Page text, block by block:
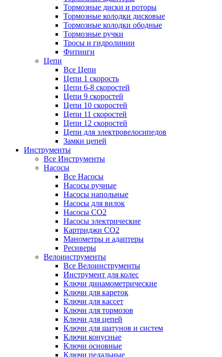
Тормозные диски и роторы
Тормозные колодки дисковые
Тормозные колодки ободные
Тормозные ручки
Тросы и гидролинии
Фитинги
Цепи
Все Цепи
Цепи 1 скорость
Цепи 6-8 скоростей
Цепи 9 скоростей
Цепи 10 скоростей
Цепи 11 скоростей
Цепи 12 скоростей
Цепи для электровелосипедов
Замки цепей
Инструменты
Все Инструменты
Насосы
Все Насосы
Насосы ручные
Насосы напольные
Насосы для вилок
Насосы CO2
Насосы электрические
Картриджи CO2
Манометры и адаптеры
Ресиверы
Велоинструменты
Все Велоинструменты
Инструмент для колес
Ключи динамометрические
Ключи для кареток
Ключи для кассет
Ключи для тормозов
Ключи для цепей
Ключи для шатунов и систем
Ключи конусные
Ключи основные
Ключи педальные